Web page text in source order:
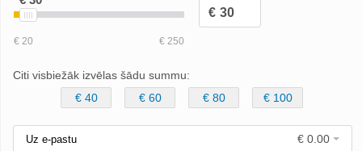
Citi visbiežāk izvēlas šādu summu:
€ 40
€ 60 € 80 € 100
Uz e-pastu € 0.00